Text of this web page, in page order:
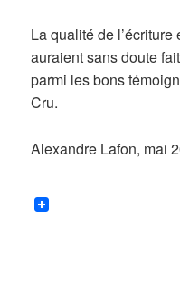
La qualité de
auraient sans doute
parmi les bons
Cru.
Alexandre Lafon, mai